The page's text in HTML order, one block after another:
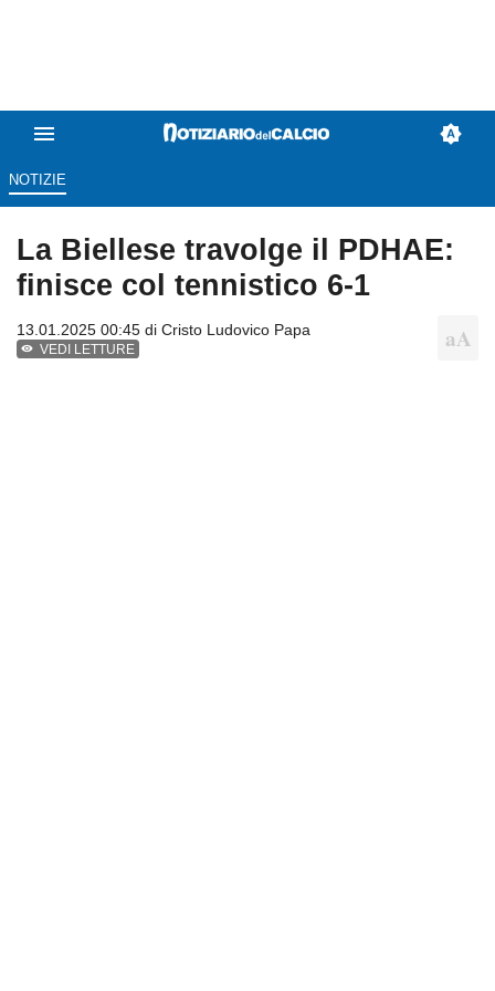
NOTIZIE
La Biellese travolge il PDHAE:
finisce col tennistico 6-1
13.01.2025 00:45 di Cristo Ludovico Papa
VEDI LETTURE